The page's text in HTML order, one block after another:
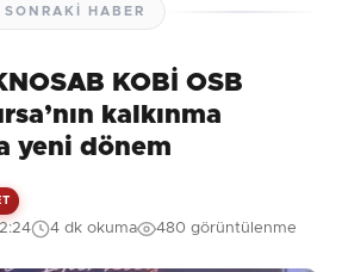
SONRAKI HABER
KOBİ OSB
kalkınma
yeni dönem
4 dk okuma 480 görüntülenme